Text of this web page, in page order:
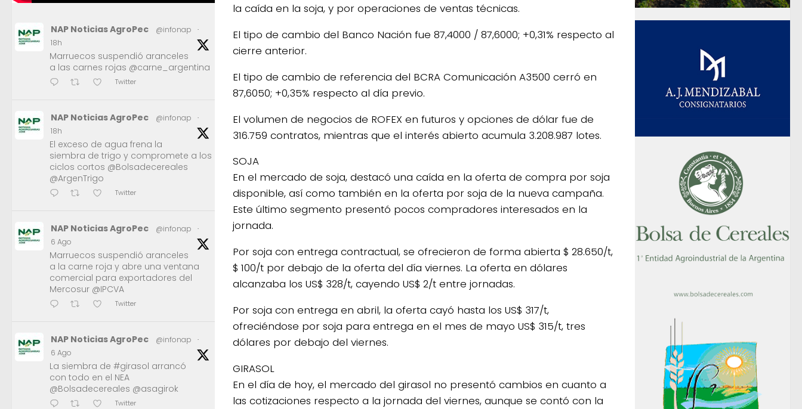
la caída en la soja, y por operaciones de ventas técnicas.
El tipo de cambio del Banco Nación fue 87,4000 / 87,6000; +0,31% respecto al
cierre anterior.
El tipo de cambio de referencia del BCRA Comunicación A3500 cerró en
87,6050; +0,35% respecto al día previo.
El volumen de negocios de ROFEX en futuros y opciones de dólar fue de
316.759 contratos, mientras que el interés abierto acumula 3.208.987 lotes.
SOJA
En el mercado de soja, destacó una caída en la oferta de compra por soja
disponible, así como también en la oferta por soja de la nueva campaña.
Este último segmento presentó pocos compradores interesados en la
jornada.
Por soja con entrega contractual, se ofrecieron de forma abierta $ 28.650/t,
$ 100/t por debajo de la oferta del día viernes. La oferta en dólares
alcanzaba los US$ 328/t, cayendo US$ 2/t entre jornadas.
Por soja con entrega en abril, la oferta cayó hasta los US$ 317/t,
ofreciéndose por soja para entrega en el mes de mayo US$ 315/t, tres
dólares por debajo del viernes.
GIRASOL
En el día de hoy, el mercado del girasol no presentó cambios en cuanto a
las cotizaciones respecto a la jornada del viernes, aunque se contó con la
NAP Noticias AgroPec @infonap
·
18h
Marruecos suspendió aranceles
a las carnes rojas @carne_argentina
Twitter
NAP Noticias AgroPec @infonap
·
18h
El exceso de agua frena la
siembra de trigo y compromete a los
ciclos cortos @Bolsadecereales
@ArgenTrigo
Twitter
NAP Noticias AgroPec @infonap
·
6 Ago
Marruecos suspendió aranceles
a la carne roja y abre una ventana
comercial para exportadores del
Mercosur @IPCVA
Twitter
NAP Noticias AgroPec @infonap
·
6 Ago
La siembra de #girasol arrancó
con todo en el NEA
@Bolsadecereales @asagirok
Twitter